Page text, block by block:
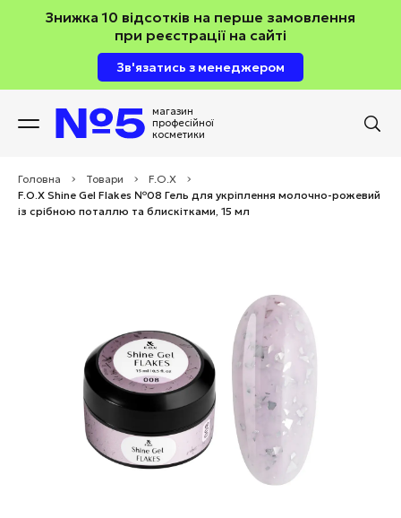
Знижка 10 відсотків на перше замовлення
при реєстрації на сайті
Зв'язатись з менеджером
магазин
професійної
косметики
Головна > Товари > F.O.X
>
F.O.X Shine Gel Flakes №08 Гель для укріплення молочно-рожевий
із срібною поталлю та блискітками, 15 мл